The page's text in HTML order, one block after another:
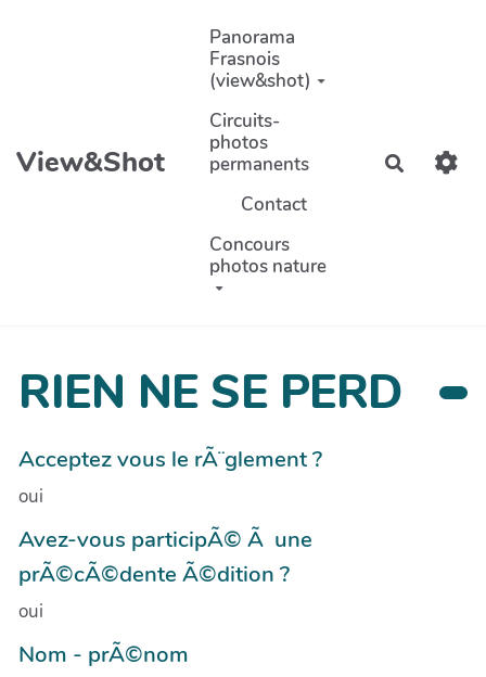
Aller au contenu principal
View&Shot
Panorama
Frasnois
(view&shot)
Circuits-
photos
permanents
Contact
Concours
photos nature
RIEN NE SE PERD
Acceptez vous le rÃ¨glement ?
oui
Avez-vous participÃ© Ã une
prÃ©cÃ©dente Ã©dition ?
oui
Nom - prÃ©nom